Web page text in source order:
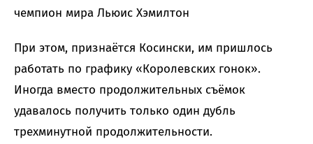
чемпион мира Льюис Хэмилтон
При этом, признаётся Косински, им пришлось
работать по графику «Королевских гонок».
Иногда вместо продолжительных съёмок
удавалось получить только один дубль
трехминутной продолжительности.